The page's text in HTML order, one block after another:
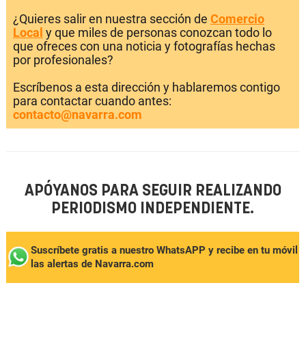
¿Quieres salir en nuestra sección de Comercio
Local y que miles de personas conozcan todo lo
que ofreces con una noticia y fotografías hechas
por profesionales?
Escríbenos a esta dirección y hablaremos contigo
para contactar cuando antes:
contacto@navarra.com
APÓYANOS PARA SEGUIR REALIZANDO
PERIODISMO INDEPENDIENTE.
Suscríbete gratis a nuestro WhatsAPP y recibe en tu móvil
las alertas de Navarra.com